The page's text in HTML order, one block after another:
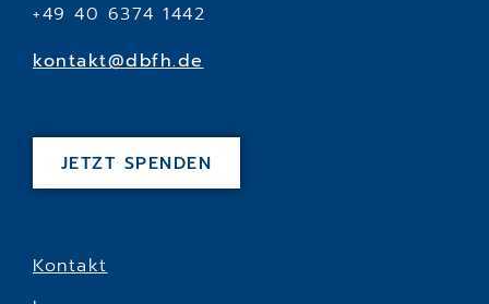
+49 40 6374 1442
kontakt@dbfh.de
JETZT SPENDEN
Kontakt